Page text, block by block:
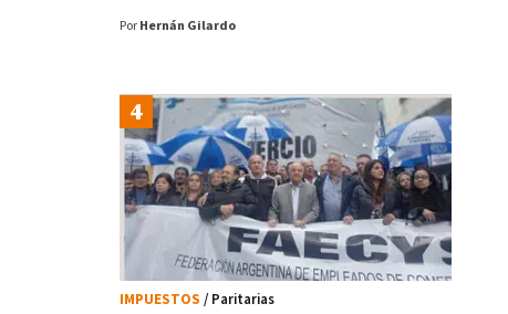
Por Hernán Gilardo
IMPUESTOS / Paritarias